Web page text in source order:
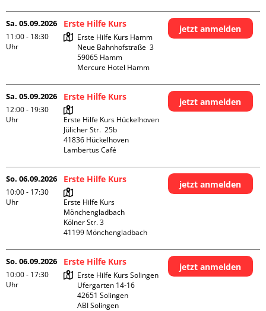
Sa. 05.09.2026
11:00 - 18:30
Uhr
Erste Hilfe Kurs
Erste Hilfe Kurs Hamm
Neue Bahnhofstraße  3
59065 Hamm
Mercure Hotel Hamm
jetzt anmelden
Sa. 05.09.2026
12:00 - 19:30
Uhr
Erste Hilfe Kurs
Erste Hilfe Kurs Hückelhoven
Jülicher Str.  25b
41836 Hückelhoven
Lambertus Café
jetzt anmelden
So. 06.09.2026
10:00 - 17:30
Uhr
Erste Hilfe Kurs
Erste Hilfe Kurs
Mönchengladbach
Kölner Str. 3
jetzt anmelden
So. 06.09.2026
10:00 - 17:30
Uhr
Erste Hilfe Kurs
Erste Hilfe Kurs Solingen
Ufergarten 14-16
42651 Solingen
ABI Solingen
jetzt anmelden